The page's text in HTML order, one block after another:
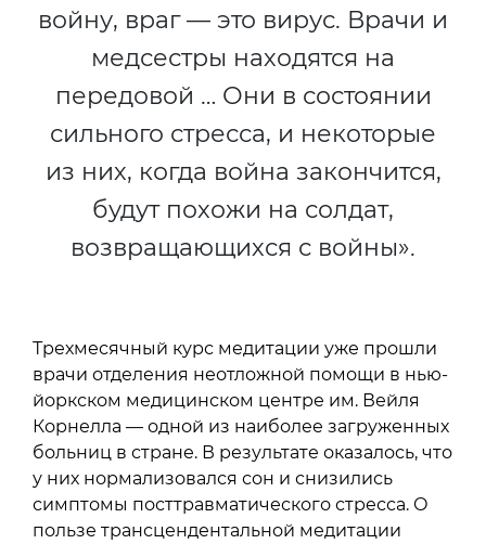
войну, враг — это вирус. Врачи и
медсестры находятся на
передовой … Они в состоянии
сильного стресса, и некоторые
из них, когда война закончится,
будут похожи на солдат,
возвращающихся с войны».
Трехмесячный курс медитации уже прошли
врачи отделения неотложной помощи в нью-
йоркском медицинском центре им. Вейля
Корнелла — одной из наиболее загруженных
больниц в стране. В результате оказалось, что
у них нормализовался сон и снизились
симптомы посттравматического стресса. О
пользе трансцендентальной медитации